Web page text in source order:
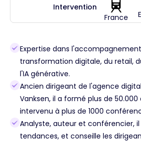
Intervention
France
Expertise dans
transformation digitale, du retail,
l'IA générative.
Ancien dirigeant de l'agence
Vanksen, il a formé plus de
intervenu à plus de 1000
Analyste, auteur et conférencier,
tendances, et conseille les